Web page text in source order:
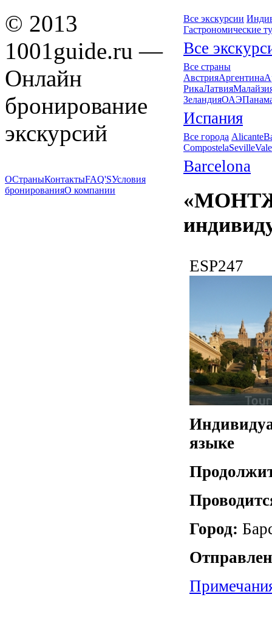
Все экскурсии
Гастрономические
Все
Все страны
АвстрияАргентина
РикаЛатвия
ЗеландияОАЭ
Испания
Все города Alicante
CompostelaSeville
Barcelona
ESP247
языке
Город:
© 2013
1001guide.ru —
Онлайн
бронирование
экскурсий
ОСтраныКонтактыFAQ'SУсловия
бронированияО компании